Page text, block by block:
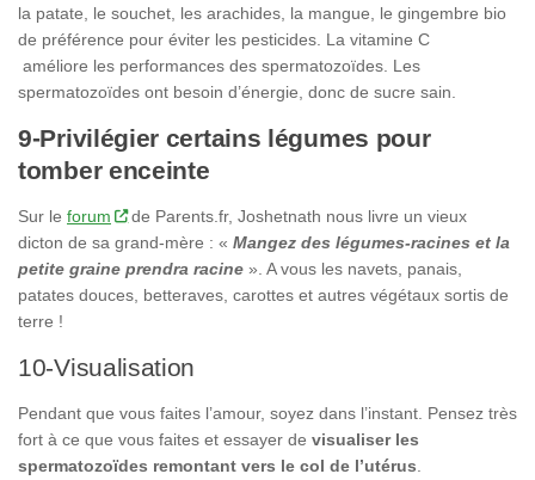
la patate, le souchet, les arachides, la mangue, le gingembre bio
de préférence pour éviter les pesticides. La vitamine C
améliore les performances des spermatozoïdes. Les
spermatozoïdes ont besoin d’énergie, donc de sucre sain.
9-Privilégier certains légumes pour
tomber enceinte
Sur le forum
de Parents.fr, Joshetnath nous livre un vieux
dicton de sa grand-mère : « Mangez des légumes-racines et la
petite graine prendra racine ». A vous les navets, panais,
patates douces, betteraves, carottes et autres végétaux sortis de
terre !
10-Visualisation
Pendant que vous faites l’amour, soyez dans l’instant. Pensez très
fort à ce que vous faites et essayer de visualiser les
spermatozoïdes remontant vers le col de l’utérus